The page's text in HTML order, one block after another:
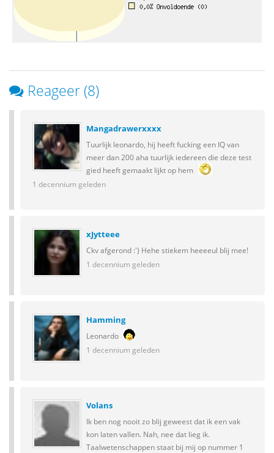
Reageer (8)
Mangadrawerxxxx
Tuurlijk leonardo, hij heeft fucking een IQ van
meer dan 200 aha tuurlijk iedereen die deze test
gied heeft gemaakt lijkt op hem
1 decennium geleden
xJytteee
Ckv afgerond :') Hehe stiekem heeeeul blij mee!
1 decennium geleden
Hamming
Leonardo
1 decennium geleden
Volans
Ik ben nog nooit zo blij geweest dat ik een vak
kon laten vallen. Nah, nee dat lieg ik.
Taalwetenschappen staat bij mij op nummer 1